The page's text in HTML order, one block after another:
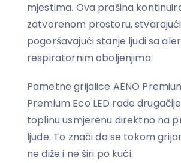
mjestima. Ova prašina
zatvorenom prostoru,
pogoršavajući stanje ljudi sa
respiratornim oboljenjima.
Pametne grijalice AENO
Premium Eco LED rade
toplinu usmjerenu direktno na
ljude. To znači da se tokom
ne diže i ne širi po kući.